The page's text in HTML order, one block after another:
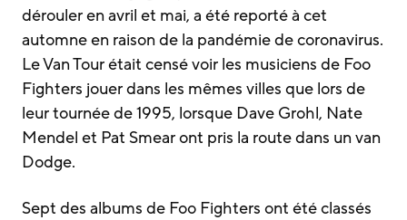
dérouler en avril et mai, a été reporté à cet
automne en raison de la pandémie de coronavirus.
Le Van Tour était censé voir les musiciens de Foo
Fighters jouer dans les mêmes villes que lors de
leur tournée de 1995, lorsque Dave Grohl, Nate
Mendel et Pat Smear ont pris la route dans un van
Dodge.
Sept des albums de Foo Fighters ont été classés